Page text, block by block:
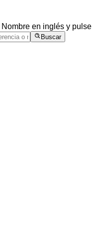
en inglés y pulse
Buscar